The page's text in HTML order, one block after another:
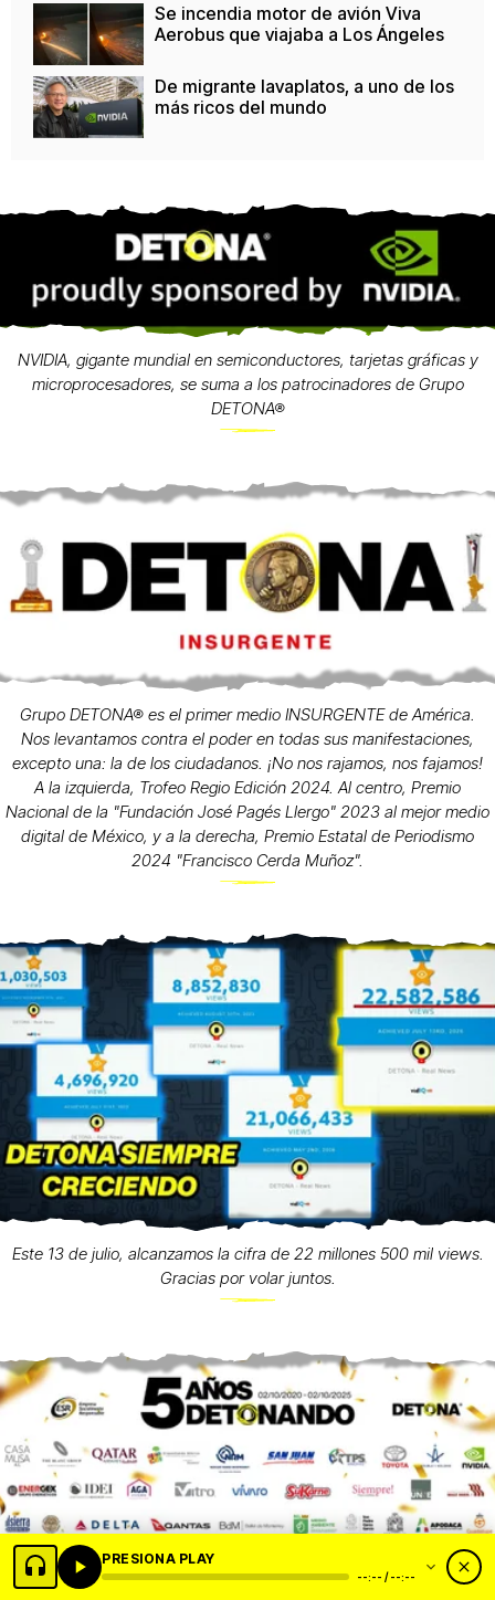
Se incendia motor de avión Viva
Aerobus que viajaba a Los Ángeles
De migrante lavaplatos, a uno de los
más ricos del mundo
NVIDIA, gigante mundial en semiconductores, tarjetas gráficas y
microprocesadores, se suma a los patrocinadores de Grupo
DETONA®
Grupo DETONA® es el primer medio INSURGENTE de América.
Nos levantamos contra el poder en todas sus manifestaciones,
excepto una: la de los ciudadanos. ¡No nos rajamos, nos fajamos!
A la izquierda, Trofeo Regio Edición 2024. Al centro, Premio
Nacional de la "Fundación José Pagés Llergo" 2023 al mejor medio
digital de México, y a la derecha, Premio Estatal de Periodismo
2024 "Francisco Cerda Muñoz".
Este 13 de julio, alcanzamos la cifra de 22 millones 500 mil views.
Gracias por volar juntos.
PRESIONA PLAY
--:-- / --:--